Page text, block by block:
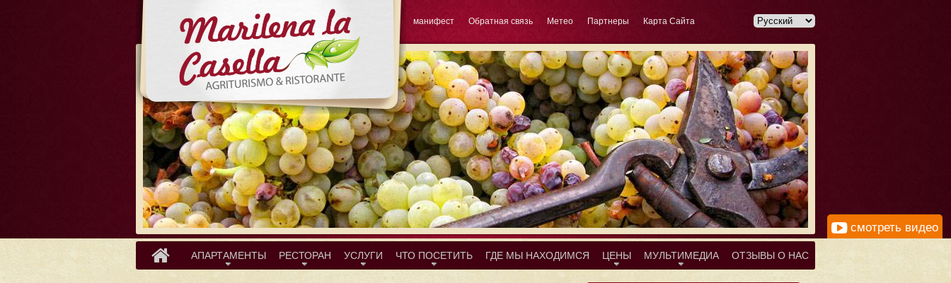
манифест Обратная связь Метео Партнеры Карта Сайта
смотреть видео
АПАРТАМЕНТЫ РЕСТОРАН УСЛУГИ ЧТО ПОСЕТИТЬ ГДЕ МЫ НАХОДИМСЯ ЦЕНЫ MУЛЬТИМЕДИА ОТЗЫВЫ О НАС